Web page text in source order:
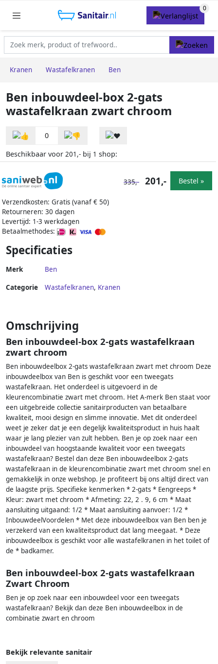
Kranen Wastafelkranen Ben
Ben inbouwdeel-box 2-gats
wastafelkraan zwart chroom
0
Beschikbaar voor 201,- bij 1 shop:
Verzendkosten: Gratis (vanaf € 50)
Retourneren: 30 dagen
Levertijd: 1-3 werkdagen
Betaalmethodes:
335,- 201,- Bestel »
Specificaties
Merk Ben
Categorie Wastafelkranen, Kranen
Omschrijving
Ben inbouwdeel-box 2-gats wastafelkraan
zwart chroom
Ben inbouwdeelbox 2-gats wastafelkraan zwart met chroom Deze
inbouwdeelbox van Ben is geschikt voor een tweegats
wastafelkraan. Het onderdeel is uitgevoerd in de
kleurencombinatie zwart met chroom. Het A-merk Ben staat voor
een uitgebreide collectie sanitairproducten van betaalbare
kwaliteit, mooi design en slimme innovatie. Met dit onderdeel
weet je zeker dat je een degelijk kwaliteitsproduct in huis haalt
waar je lang plezier van zult hebben. Ben je op zoek naar een
inbouwdeel van hoogstaande kwaliteit voor een tweegats
wastafelkraan? Bestel dan deze Ben inbouwdeelbox 2-gats
wastafelkraan in de kleurencombinatie zwart met chroom snel en
gemakkelijk in onze webshop. Je profiteert bij ons altijd direct van
de laagste prijs. Specifieke kenmerken * 2-gats * Eengreeps *
Kleur: zwart met chroom * Afmeting: 22, 2 . 9, 6 cm * Maat
aansluiting uitgaand: 1/2 * Maat aansluiting aanvoer: 1/2 *
InbouwdeelVoordelen * Met deze inbouwdeelbox van Ben ben je
verzekerd van een kwaliteitsproduct dat lang meegaat. * Deze
inbouwdeelbox is geschikt voor alle wastafelkranen in het toilet of
de * badkamer.
Ben inbouwdeel-box 2-gats wastafelkraan
Zwart Chroom
Ben je op zoek naar een inbouwdeel voor een tweegats
wastafelkraan? Bekijk dan deze Ben inbouwdeelbox in de
combinatie zwart en chroom
Bekijk relevante sanitair